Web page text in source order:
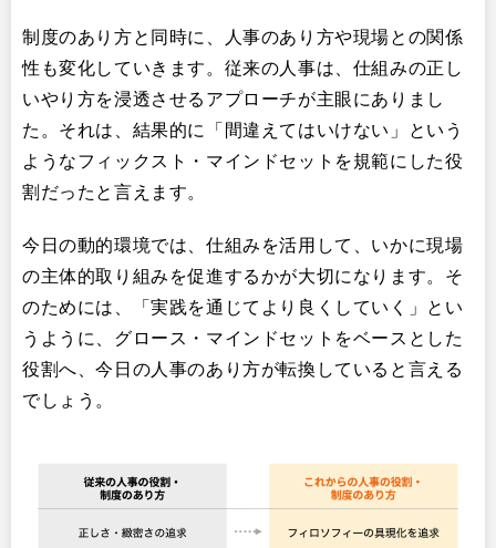
制度のあり方と同時に、人事のあり方や現場との関係
性も変化していきます。従来の人事は、仕組みの正し
いやり方を浸透させるアプローチが主眼にありまし
た。それは、結果的に「間違えてはいけない」という
ようなフィックスト・マインドセットを規範にした役
割だったと言えます。
今日の動的環境では、仕組みを活用して、いかに現場
の主体的取り組みを促進するかが大切になります。そ
のためには、「実践を通じてより良くしていく」とい
うように、グロース・マインドセットをベースとした
役割へ、今日の人事のあり方が転換していると言える
でしょう。